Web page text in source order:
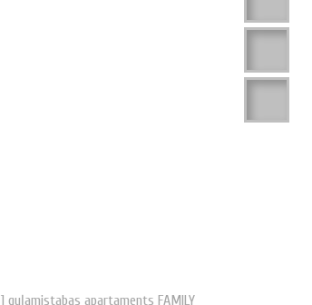
1 guļamistabas apartaments FAMILY